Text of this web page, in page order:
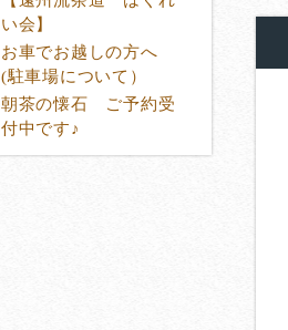
い会】
お車でお越しの方へ
(駐車場について）
朝茶の懐石 ご予約受
付中です♪